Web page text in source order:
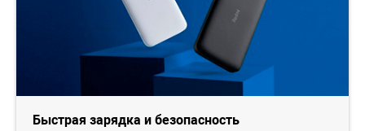
Быстрая зарядка и безопасность